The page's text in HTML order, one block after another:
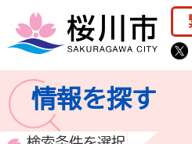
情報を探す